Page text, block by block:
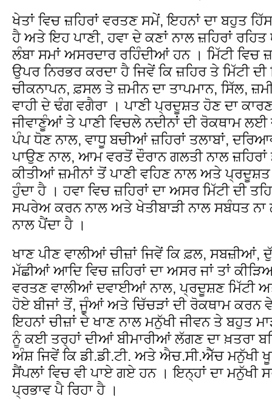
ਖੇਤਾਂ ਵਿਚ ਜ਼ਹਿਰਾਂ ਵਰਤਣ ਸਮੇਂ, ਇਹਨਾਂ ਦਾ ਬਹੁਤ
ਹੈ ਅਤੇ ਇਹ ਪਾਣੀ, ਹਵਾ ਦੇ ਕਣਾਂ ਨਾਲ ਜ਼ਹਿਰਾਂ
ਲੰਬਾ ਸਮਾਂ ਅਸਰਦਾਰ ਰਹਿੰਦੀਆਂ ਹਨ । ਮਿੱਟੀ ਵਿਚ
ਉਪਰ ਨਿਰਭਰ ਕਰਦਾ ਹੈ ਜਿਵੇਂ ਕਿ ਜ਼ਹਿਰ ਤੇ ਮਿੱਟੀ
ਚੀਕਨਾਪਨ, ਫ਼ਸਲ ਤੇ ਜ਼ਮੀਨ ਦਾ ਤਾਪਮਾਨ, ਸਿੱਲ,
ਵਾਹੀ ਦੇ ਢੰਗ ਵਗੈਰਾ । ਪਾਣੀ ਪ੍ਰਦੂਸ਼ਤ ਹੋਣ ਦਾ
ਜੀਵਾਣੂੰਆਂ ਤੇ ਪਾਣੀ ਵਿਚਲੇ ਨਦੀਨਾਂ ਦੀ ਰੋਕਥਾਮ
ਪੰਪ ਧੋਣ ਨਾਲ, ਵਾਧੂ ਬਚੀਆਂ ਜ਼ਹਿਰਾਂ ਤਲਾਬਾਂ,
ਪਾਉਣ ਨਾਲ, ਆਮ ਵਰਤੋਂ ਦੌਰਾਨ ਗਲਤੀ ਨਾਲ ਜ਼ਹਿਰਾਂ
ਕੀਤੀਆਂ ਜ਼ਮੀਨਾਂ ਤੋਂ ਪਾਣੀ ਵਹਿਣ ਨਾਲ ਅਤੇ
ਹੁੰਦਾ ਹੈ । ਹਵਾ ਵਿਚ ਜ਼ਹਿਰਾਂ ਦਾ ਅਸਰ ਮਿੱਟੀ ਦੀ
ਸਪਰੇਅ ਕਰਨ ਨਾਲ ਅਤੇ ਖੇਤੀਬਾੜੀ ਨਾਲ ਸਬੰਧਤ
ਨਾਲ ਪੈਂਦਾ ਹੈ ।
ਖਾਣ ਪੀਣ ਵਾਲੀਆਂ ਚੀਜ਼ਾਂ ਜਿਵੇਂ ਕਿ ਫ਼ਲ, ਸਬਜ਼ੀਆਂ,
ਮੱਛੀਆਂ ਆਦਿ ਵਿਚ ਜ਼ਹਿਰਾਂ ਦਾ ਅਸਰ ਜਾਂ ਤਾਂ
ਵਰਤਣ ਵਾਲੀਆਂ ਦਵਾਈਆਂ ਨਾਲ, ਪ੍ਰਦੂਸ਼ਣ ਮਿੱਟੀ
ਹੋਏ ਬੀਜਾਂ ਤੋਂ, ਜੂੰਆਂ ਅਤੇ ਚਿੱਚੜਾਂ ਦੀ ਰੋਕਥਾਮ
ਇਹਨਾਂ ਚੀਜ਼ਾਂ ਦੇ ਖਾਣ ਨਾਲ ਮਨੁੱਖੀ ਜੀਵਨ ਤੇ ਬਹੁਤ
ਨੂੰ ਕਈ ਤਰ੍ਹਾਂ ਦੀਆਂ ਬੀਮਾਰੀਆਂ ਲੱਗਣ ਦਾ ਖ਼ਤਰਾ
ਅੰਸ਼ ਜਿਵੇਂ ਕਿ ਡੀ.ਡੀ.ਟੀ. ਅਤੇ ਐਚ.ਸੀ.ਐੱਚ ਮਨੁੱਖੀ
ਸੈਂਪਲਾਂ ਵਿਚ ਵੀ ਪਾਏ ਗਏ ਹਨ । ਇਨ੍ਹਾਂ ਦਾ ਮਨੁੱਖੀ
ਪ੍ਰਭਾਵ ਪੈ ਰਿਹਾ ਹੈ ।